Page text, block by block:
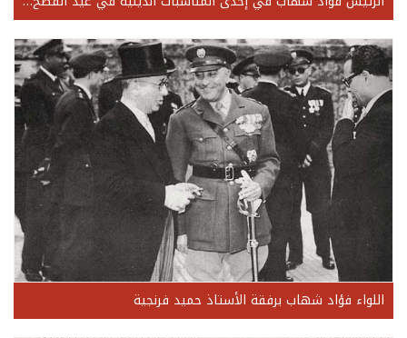
اللواء فؤاد شهاب برفقة الأستاذ حميد فرنجية